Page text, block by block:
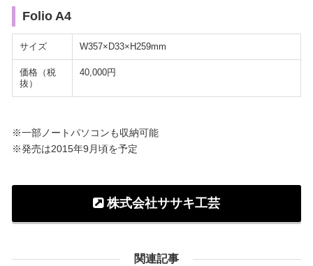
Folio A4
サイズ W357×D33×H259mm
価格（税
抜）
40,000円
※一部ノートパソコンも収納可能
※発売は2015年9月頃を予定
株式会社ササキ工芸
関連記事